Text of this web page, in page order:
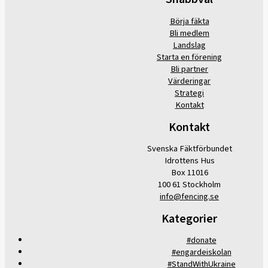
Börja fäkta
Bli medlem
Landslag
Starta en förening
Bli partner
Värderingar
Strategi
Kontakt
Kontakt
Svenska Fäktförbundet
Idrottens Hus
Box 11016
100 61 Stockholm
info@fencing.se
Kategorier
#donate
#engardeiskolan
#StandWithUkraine